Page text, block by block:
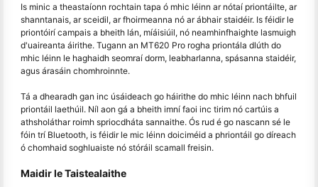
Is minic a theastaíonn rochtain tapa ó mhic léinn ar nótaí priontáilte, ar
shanntanais, ar sceidil, ar fhoirmeanna nó ar ábhair staidéir. Is féidir le
priontóirí campais a bheith lán, míáisiúil, nó neamhinfhaighte lasmuigh
d'uaireanta áirithe. Tugann an MT620 Pro rogha priontála dlúth do
mhic léinn le haghaidh seomraí dorm, leabharlanna, spásanna staidéir,
agus árasáin chomhroinnte.
Tá a dhearadh gan inc úsáideach go háirithe do mhic léinn nach bhfuil
priontáil laethúil. Níl aon gá a bheith imní faoi inc tirim nó cartúis a
athsholáthar roimh spriocdháta sannaithe. Ós rud é go nascann sé le
fóin trí Bluetooth, is féidir le mic léinn doiciméid a phriontáil go díreach
ó chomhaid soghluaiste nó stóráil scamall freisin.
Maidir le Taistealaithe